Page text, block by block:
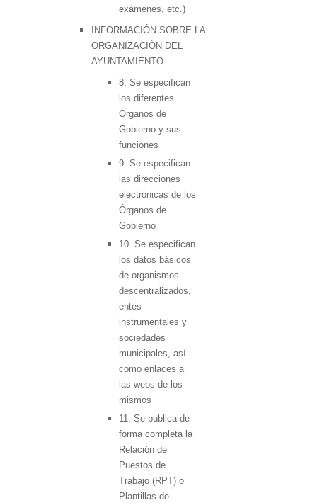
exámenes, etc.)
INFORMACIÓN SOBRE LA
ORGANIZACIÓN DEL
AYUNTAMIENTO:
8. Se especifican
los diferentes
Órganos de
Gobierno y sus
funciones
9. Se especifican
las direcciones
electrónicas de los
Órganos de
Gobierno
10. Se especifican
los datos básicos
de organismos
descentralizados,
entes
instrumentales y
sociedades
municipales, así
como enlaces a
las webs de los
mismos
11. Se publica de
forma completa la
Relación de
Puestos de
Trabajo (RPT) o
Plantillas de